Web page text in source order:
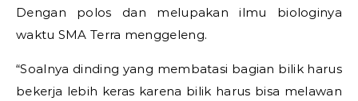
Dengan polos dan melupakan ilmu biologinya
waktu SMA Terra menggeleng.
“Soalnya dinding yang membatasi bagian bilik harus
bekerja lebih keras karena bilik harus bisa melawan